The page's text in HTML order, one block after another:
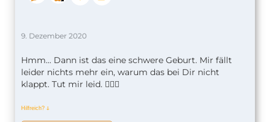
9. Dezember 2020
Hmm... Dann ist das eine schwere Geburt. Mir fällt
leider nichts mehr ein, warum das bei Dir nicht
klappt. Tut mir leid. 🤷🏼‍♂️
Hilfreich? ↆ